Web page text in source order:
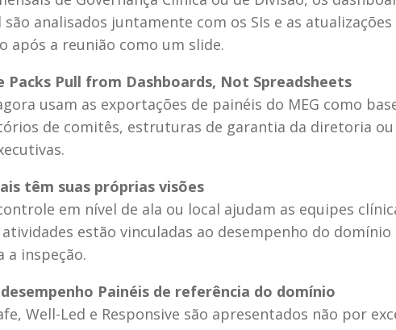
analisados juntamente com os SIs e as atualizações
após a reunião como um slide.
Packs Pull from Dashboards, Not Spreadsheets
usam as exportações de painéis do MEG como
de comitês, estruturas de garantia da diretoria ou
têm suas próprias visões
em nível de ala ou local ajudam as equipes
estão vinculadas ao desempenho do domínio
a inspeção.
Painéis de referência do domínio
Well-Led e Responsive são apresentados não por